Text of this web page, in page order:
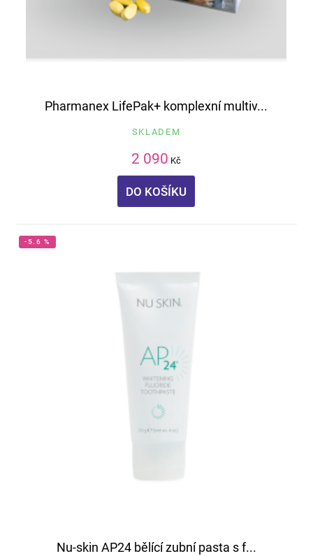
Pharmanex LifePak+ komplexní multiv...
SKLADEM
2 090 Kč
DO KOŠÍKU
-5.6 %
Nu-skin AP24 bělící zubní pasta s f...